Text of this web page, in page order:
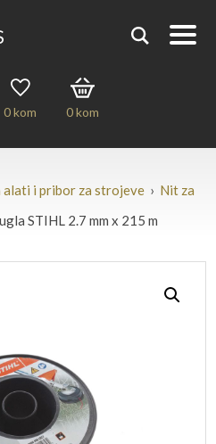
0kom 0kom
alati i pribor za strojeve› Nit za
STIHL 2.7 mm x 215 m